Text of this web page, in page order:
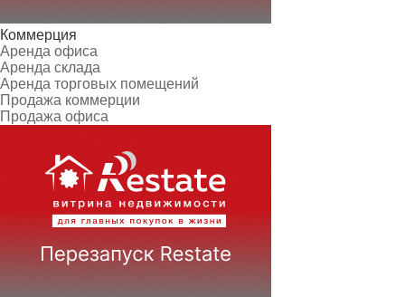
Коммерция
Аренда офиса
Аренда склада
Аренда торговых помещений
Продажа коммерции
Продажа офиса